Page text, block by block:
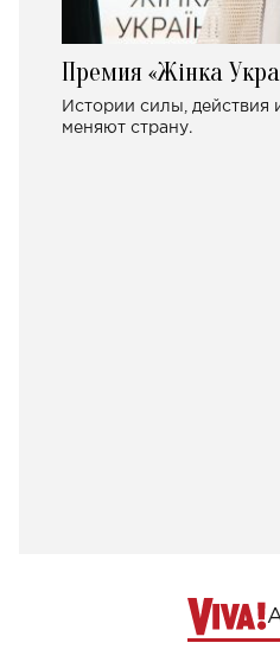
Премия «Жінка
Истории силы, действия
меняют страну.